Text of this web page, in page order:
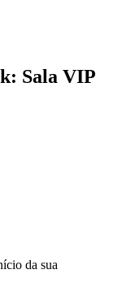
Sala VIP
da sua